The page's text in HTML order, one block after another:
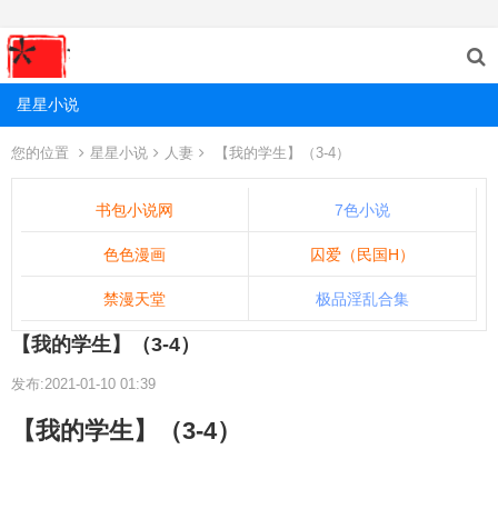
星星小说
您的位置 星星小说 人妻 【我的学生】（3-4）
书包小说网 7色小说
色色漫画 囚爱（民国H）
禁漫天堂 极品淫乱合集
【我的学生】（3-4）
发布:2021-01-10 01:39
【我的学生】（3-4）